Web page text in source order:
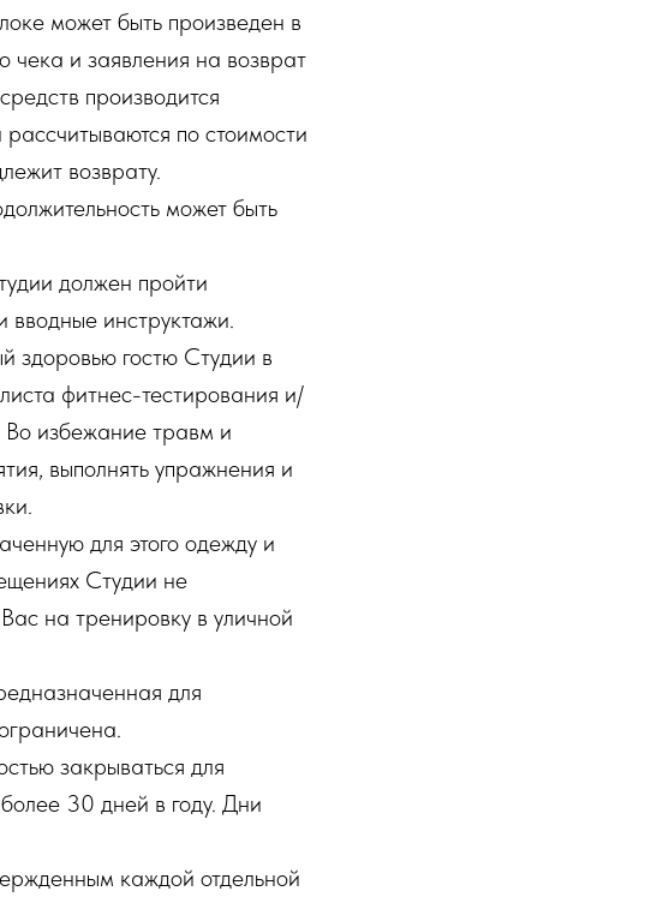
может быть произведен в
чека и заявления на возврат
производится
по стоимости
возврату.
может быть
должен пройти
вводные инструктажи.
здоровью гостю Студии в
фитнес-тестирования и/
Во избежание травм и
выполнять упражнения и
для этого одежду и
Студии не
на тренировку в уличной
для
закрываться для
30 дней в году. Дни
каждой отдельной